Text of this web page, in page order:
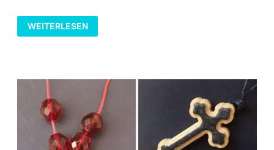
ROSENKRANZ
SELBER
MACHEN
WEITERLESEN